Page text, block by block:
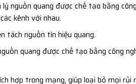
quang được chế tạo bằng
kênh với nhau.
tách nguồn tín hiệu quang.
quang được chế tạo bằng công
hợp trong mạng, giúp loại bỏ mọi